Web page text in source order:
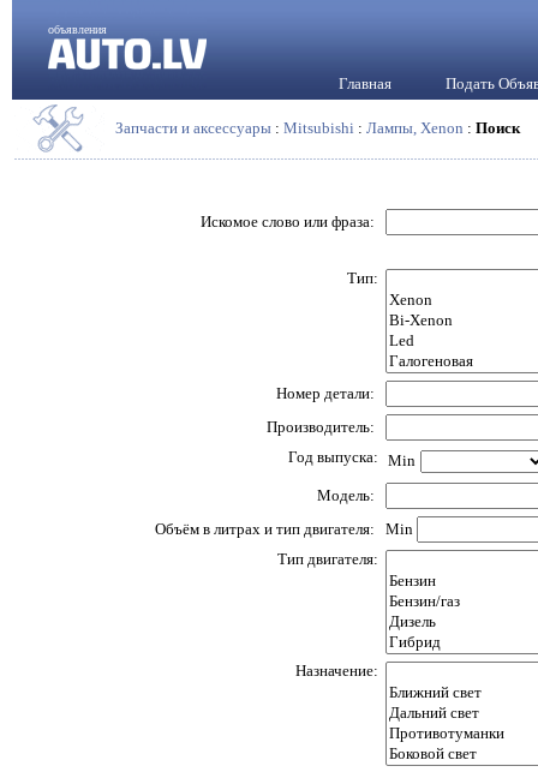
объявления
Главная Подать
Запчасти и аксессуары : Mitsubishi : Лампы, Xenon : Поиск
Искомое слово или фраза:
Тип:
Номер детали:
Производитель:
Год выпуска: Min
Модель:
Объём в литрах и тип двигателя:
Min
Тип двигателя:
Назначение: